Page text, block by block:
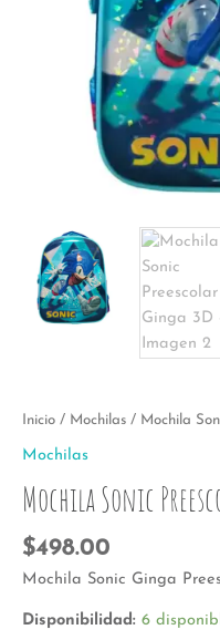
Inicio / Mochilas / Mochila
Mochilas
Mochila Sonic
$498.00
Mochila Sonic Ginga
Disponibilidad: 6